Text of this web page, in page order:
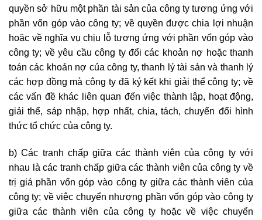
quyền sở hữu một phần tài sản của công ty tương ứng với
phần vốn góp vào công ty; về quyền được chia lợi nhuận
hoặc về nghĩa vụ chịu lỗ tương ứng với phần vốn góp vào
công ty; về yêu cầu công ty đổi các khoản nợ hoặc thanh
toán các khoản nợ của công ty, thanh lý tài sản và thanh lý
các hợp đồng mà công ty đã ký kết khi giải thể công ty; về
các vấn đề khác liên quan đến việc thành lập, hoạt động,
giải thể, sáp nhập, hợp nhất, chia, tách, chuyển đổi hình
thức tổ chức của công ty.
b) Các tranh chấp giữa các thành viên của công ty với
nhau là các tranh chấp giữa các thành viên của công ty về
trị giá phần vốn góp vào công ty giữa các thành viên của
công ty; về việc chuyển nhượng phần vốn góp vào công ty
giữa các thành viên của công ty hoặc về việc chuyển